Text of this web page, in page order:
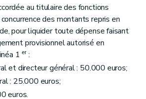
au titulaire des fonctions
des montants repris en
pour liquider toute dépense faisant
provisionnel autorisé en
1 er:
et directeur général : 50.000 euros;
: 25.000 euros;
euros.